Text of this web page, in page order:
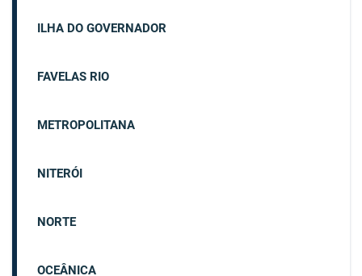
ILHA DO GOVERNADOR
FAVELAS RIO
METROPOLITANA
NITERÓI
NORTE
OCEÂNICA